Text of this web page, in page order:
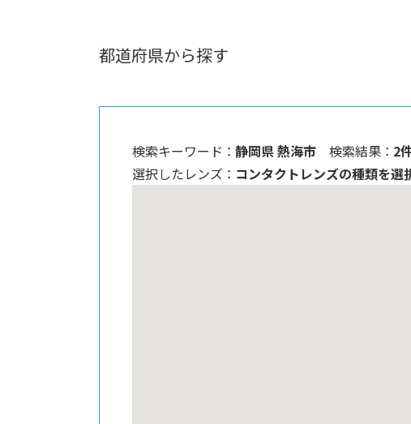
都道府県から探す
検索キーワード ： 静岡県 熱海市 検索結果 ： 2
選択したレンズ ： コンタクトレンズの種類を選